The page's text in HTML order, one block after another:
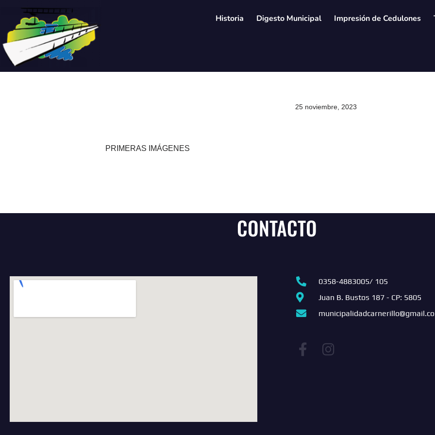
Saltar
al
contenido
Historia Digesto Municipal Impresión de Cedulones
25 noviembre, 2023
PRIMERAS IMÁGENES
CONTACTO
0358-4883005/ 105
Juan B. Bustos 187 - CP: 5805